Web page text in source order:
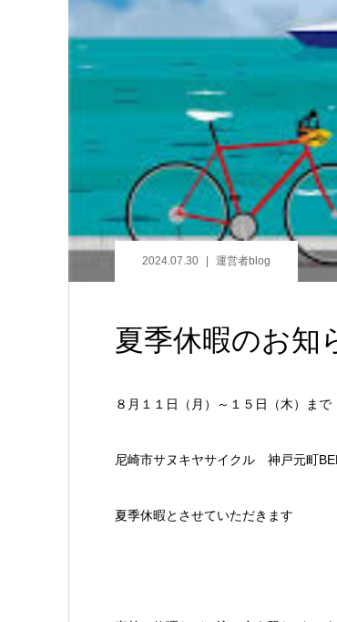
2024.07.30 運営者blog
夏季休暇のお知
８月１１日（月）～１５日（木）まで
尼崎市サヌキヤサイクル 神戸元町
夏季休暇とさせていただきます